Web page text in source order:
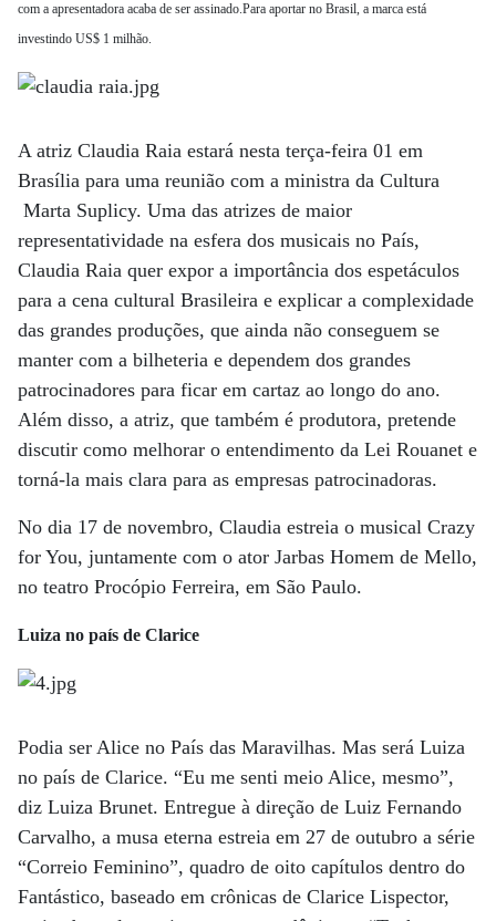
com a apresentadora acaba de ser assinado.Para aportar no Brasil, a marca está
investindo US$ 1 milhão.
A atriz Claudia Raia estará nesta terça-feira 01 em
Brasília para uma reunião com a ministra da Cultura
Marta Suplicy. Uma das atrizes de maior
representatividade na esfera dos musicais no País,
Claudia Raia quer expor a importância dos espetáculos
para a cena cultural Brasileira e explicar a complexidade
das grandes produções, que ainda não conseguem se
manter com a bilheteria e dependem dos grandes
patrocinadores para ficar em cartaz ao longo do ano.
Além disso, a atriz, que também é produtora, pretende
discutir como melhorar o entendimento da Lei Rouanet e
torná-la mais clara para as empresas patrocinadoras.
No dia 17 de novembro, Claudia estreia o musical Crazy
for You, juntamente com o ator Jarbas Homem de Mello,
no teatro Procópio Ferreira, em São Paulo.
Luiza no país de Clarice
Podia ser Alice no País das Maravilhas. Mas será Luiza
no país de Clarice. “Eu me senti meio Alice, mesmo”,
diz Luiza Brunet. Entregue à direção de Luiz Fernando
Carvalho, a musa eterna estreia em 27 de outubro a série
“Correio Feminino”, quadro de oito capítulos dentro do
Fantástico, baseado em crônicas de Clarice Lispector,